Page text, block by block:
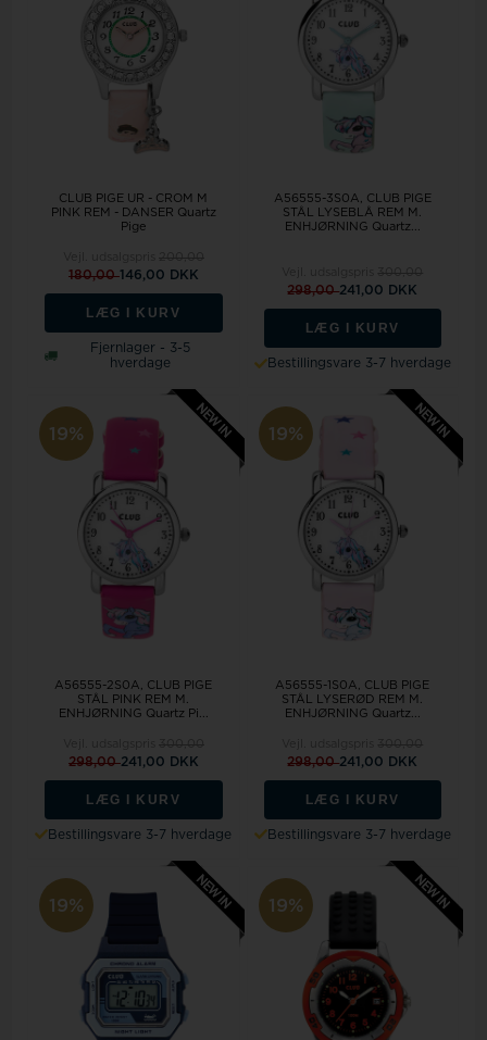
CLUB PIGE UR - CROM M
PINK REM - DANSER Quartz
Pige
180,00146,00 DKK
LÆG I KURV
Fjernlager - 3-5
hverdage
A56555-3S0A, CLUB PIGE
STÅL LYSEBLÅ REM M.
ENHJØRNING Quartz...
298,00241,00 DKK
LÆG I KURV
Bestillingsvare 3-7 hverdage
19%
A56555-2S0A, CLUB PIGE
STÅL PINK REM M.
ENHJØRNING Quartz Pi...
298,00241,00 DKK
LÆG I KURV
Bestillingsvare 3-7 hverdage
19%
A56555-1S0A, CLUB PIGE
STÅL LYSERØD REM M.
ENHJØRNING Quartz...
298,00241,00 DKK
LÆG I KURV
Bestillingsvare 3-7 hverdage
19% 19%